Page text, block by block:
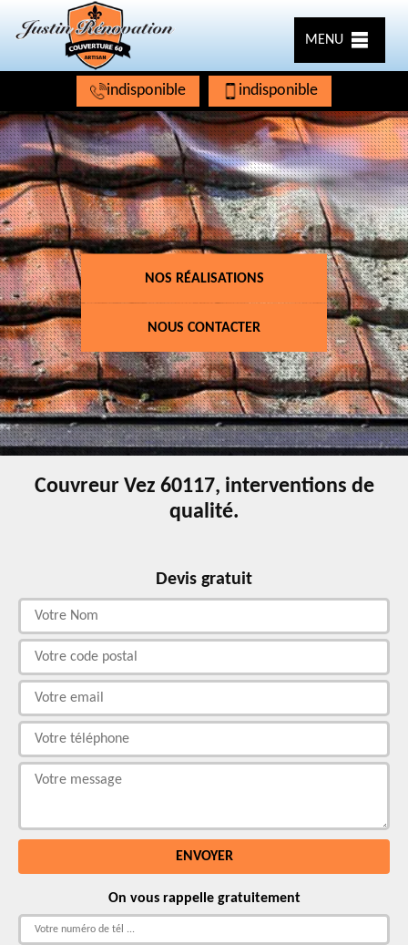
MENU
indisponible indisponible
NOS RÉALISATIONS
NOUS CONTACTER
Couvreur Vez 60117, interventions de
qualité.
Devis gratuit
On vous rappelle gratuitement